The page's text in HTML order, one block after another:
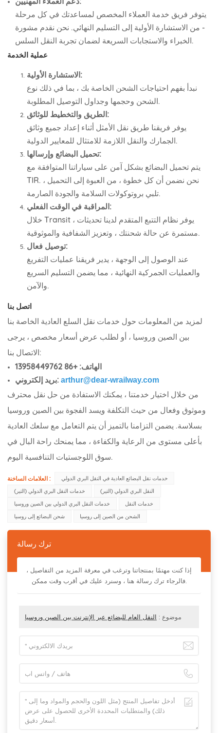
يتوفر فريق خدمة العملاء المخصص لمساعدتك في كل مرحلة
- من الاستشارة الأولية إلى التسليم النهائي. نحن نقدم مشورة
الخبراء والاستجابات السريعة لضمان تجربة النقل السلس.
عملية الخدمة
الاستشارة الأولية:
نبدأ بفهم احتياجات الشحن الخاصة بك ، بما في ذلك نوع
الشحن وحجمها وجداول التوصيل المطلوبة.
الطريق والتخطيط للوثائق:
يوفر فريقنا طريق نقل الأمثل أثناء إعداد جميع وثائق
الجمارك والنقل اللازمة للامتثال للمعايير الدولية.
تحميل البضائع وإرسالها:
يتم تحميل البضائع بشكل آمن على سياراتنا المتوافقة مع
TIR. نحن نضمن أن كل خطوة ، من العبوة إلى التحميل ،
تلبي بروتوكولات السلامة والجودة الصارمة.
المراقبة في الوقت الفعلي:
خلال Transit ، يوفر نظام التتبع المتقدم لدينا تحديثات
مستمرة عن حالة شحنتك ، وتعزيز الشفافية والموثوقية.
توصيل فعال:
عند الوصول إلى الوجهة ، يدير فريقنا عمليات التفريغ
والعمليات الجمركية النهائية ، مما يضمن التسليم السريع
والآمن.
اتصل بنا
لمزيد من المعلومات حول خدمات نقل السلع العادية الخاصة بنا
بين الصين وروسيا ، أو لطلب عرض أسعار مخصص ، يرجى
الاتصال بنا:
الهاتف: +86 13958449762
بريد إلكتروني: arthur@dear-wrailway.com
من خلال اختيار خدمتنا ، يمكنك الاستفادة من حل نقل محترف
وموثوق وفعال من حيث التكلفة ويسد الفجوة بين الصين وروسيا
بسلاسة. يضمن التزامنا بالتميز أن يتم التعامل مع سلعك العادية
بأعلى مستوى من الرعاية والكفاءة ، مما يمنحك راحة البال في
سوق اللوجستيات التنافسية اليوم.
العلامات الساخنة :
خدمات نقل البضائع العادية في النقل البري الدولي
خدمات النقل البري الدولي (التير)
النقل البري الدولي (التير)
خدمات النقل البري الدولي بين الصين وروسيا
خدمات النقل
شحن البضائع إلى روسيا
الشحن من الصين إلى روسيا
ترك رسالة
إذا كنت مهتمًا بمنتجاتنا وترغب في معرفة المزيد من التفاصيل ،
فالرجاء ترك رسالة هنا ، وسنرد عليك في أقرب وقت ممكن.
موضوع : النقل العام للبضائع عبر الإنترنت بين الصين وروسيا